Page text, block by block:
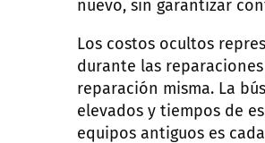
nuevo, sin garantizar
Los costos ocultos
durante las
reparación misma. La
elevados y tiempos de
equipos antiguos es